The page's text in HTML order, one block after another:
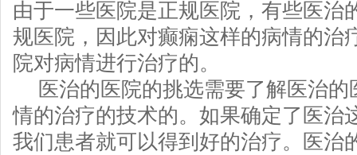
由于一些医院是正规医院，有些医治
规医院，因此对癫痫这样的病情的治
院对病情进行治疗的。
医治的医院的挑选需要了解医治
情的治疗的技术的。如果确定了医治
我们患者就可以得到好的治疗。医治